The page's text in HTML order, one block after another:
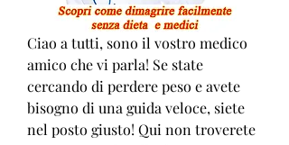
Ciao a tutti, sono il vostro medico
amico che vi parla! Se state
cercando di perdere peso e avete
bisogno di una guida veloce, siete
nel posto giusto! Qui non troverete